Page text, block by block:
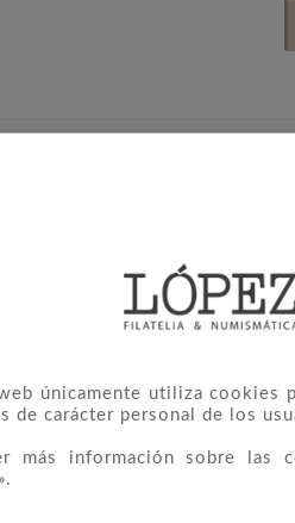
únicamente utiliza cookies
de carácter personal de los
más información sobre las
con estuches.